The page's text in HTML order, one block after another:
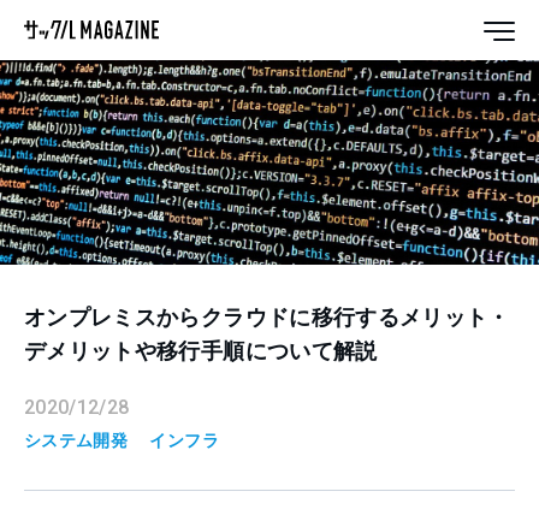
オンプレミスからクラウドに移行するメリット・
デメリットや移行手順について解説
2020/12/28
システム開発 インフラ